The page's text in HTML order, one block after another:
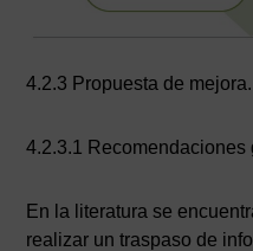
4.2.3 Propuesta de mejora.
4.2.3.1 Recomendaciones
En la literatura se
realizar un traspaso de